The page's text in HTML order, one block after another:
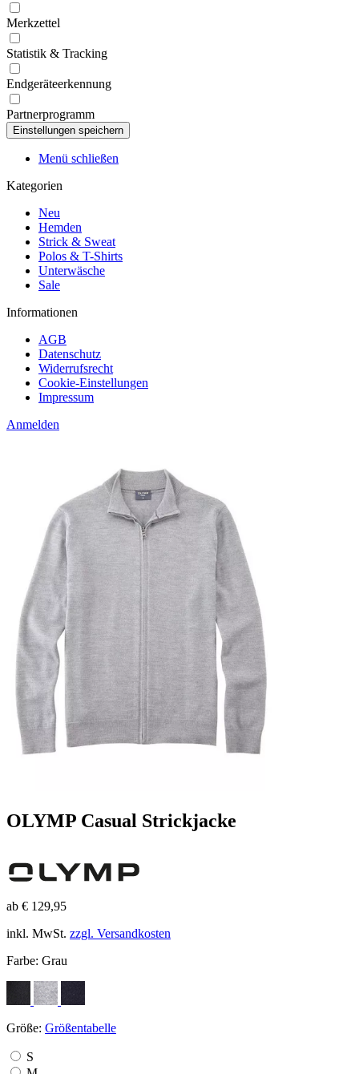
Merkzettel
Statistik & Tracking
Endgeräteerkennung
Partnerprogramm
Menü schließen
Kategorien
Neu
Hemden
Strick & Sweat
Polos & T-Shirts
Unterwäsche
Sale
Informationen
AGB
Datenschutz
Widerrufsrecht
Cookie-Einstellungen
Impressum
Anmelden
OLYMP Casual Strickjacke
ab € 129,95
inkl. MwSt. zzgl. Versandkosten
Farbe: Grau
Größe: Größentabelle
S